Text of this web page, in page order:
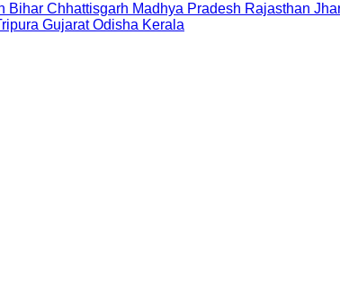
Bihar Chhattisgarh Madhya Pradesh Rajasthan
Gujarat Odisha Kerala